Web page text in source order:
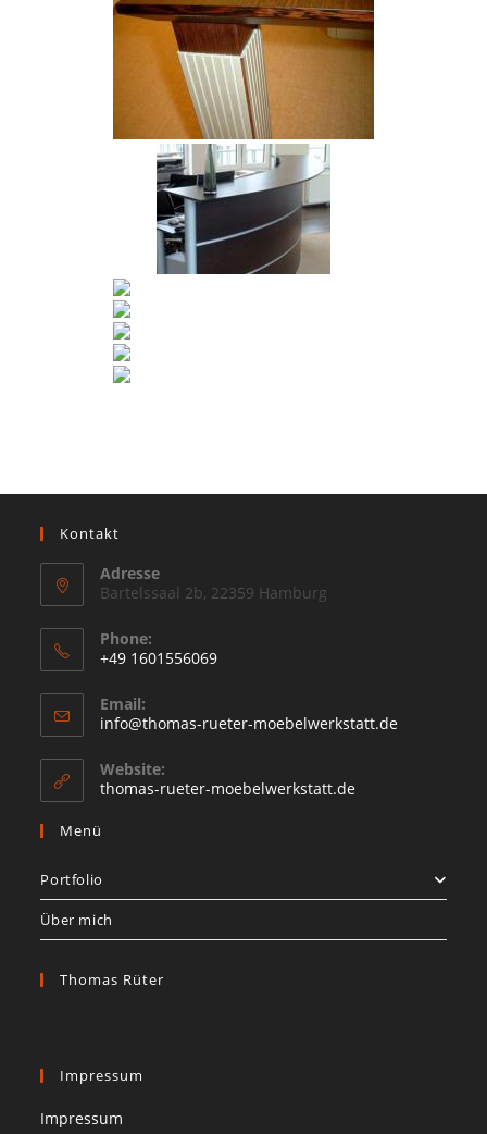
Kontakt
Adresse
Bartelssaal 2b, 22359 Hamburg
Phone:
+49 1601556069
in
your
application
Email:
info@thomas-rueter-moebelwerkstatt.deOpens
Website:
thomas-rueter-moebelwerkstatt.de
Menü
Portfolio
Über mich
Thomas Rüter
Impressum
Impressum